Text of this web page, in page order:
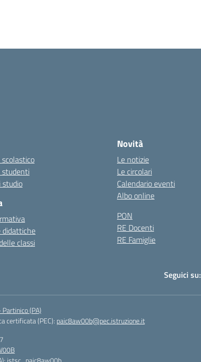
studenti
studio
didattiche
classi
Novità
Le notizie
Le circolari
Calendario eventi
Albo online
PON
RE Docenti
RE Famiglie
Seguici su:
(PA)
certificata (PEC): paic8aw00b@pec.istruzione.it